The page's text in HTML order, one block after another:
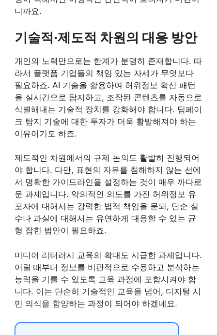
니까요.
기술적·제도적 차원의 대응 방안
개인의 노력만으로는 한계가 분명히 존재합니다. 따
라서 플랫폼 기업들의 책임 있는 자세가 무엇보다
필요하죠. AI 기술을 활용하여 허위정보 확산 패턴
을 실시간으로 탐지하고, 조작된 콘텐츠를 자동으로
식별해내는 기술적 장치를 강화해야 합니다. 딥페이
크 탐지 기술에 대한 투자가 더욱 활발해져야 하는
이유이기도 하죠.
제도적인 차원에서의 규제 논의도 활발히 진행되어
야 합니다. 다만, 표현의 자유를 침해하지 않는 선에
서 명확한 가이드라인을 설정하는 것이 매우 까다로
운 과제입니다. 악의적인 의도를 가진 허위정보 유
포자에 대해서는 강력한 법적 책임을 묻되, 단순 실
수나 과실에 대해서는 유연하게 대응할 수 있는 균
형 잡힌 법안이 필요하죠.
미디어 리터러시 교육의 확대도 시급한 과제입니다.
어릴 때부터 정보를 비판적으로 수용하고 분석하는
능력을 기를 수 있도록 교육 과정에 포함시켜야 합
니다. 이는 단순히 기술적인 교육을 넘어, 디지털 시
민 의식을 함양하는 과정이 되어야 하겠네요.